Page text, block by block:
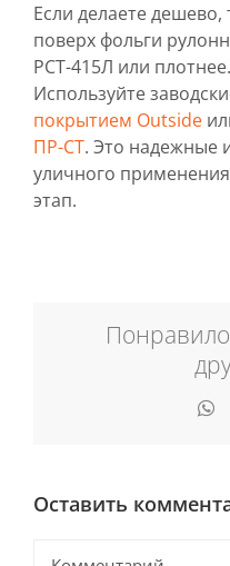
Если делаете
поверх фольги
РСТ-415Л или
Используйте
покрытием Outside
ПР-СТ. Это надежные
уличного
этап.
Оставить